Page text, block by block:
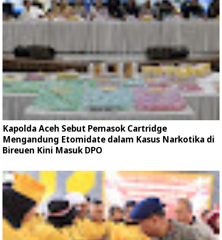
Kapolda Aceh Sebut Pemasok Cartridge
Mengandung Etomidate dalam Kasus Narkotika di
Bireuen Kini Masuk DPO